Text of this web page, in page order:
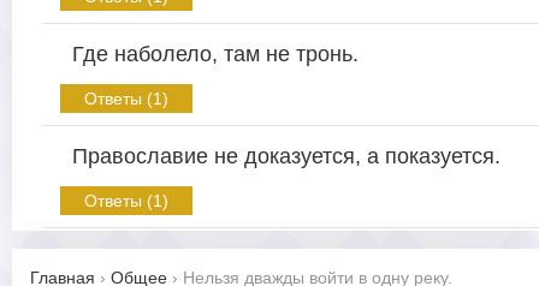
Где наболело, там не тронь.
Ответы (1)
Православие не доказуется, а показуется.
Ответы (1)
Главная › Общее › Нельзя дважды войти в одну реку.